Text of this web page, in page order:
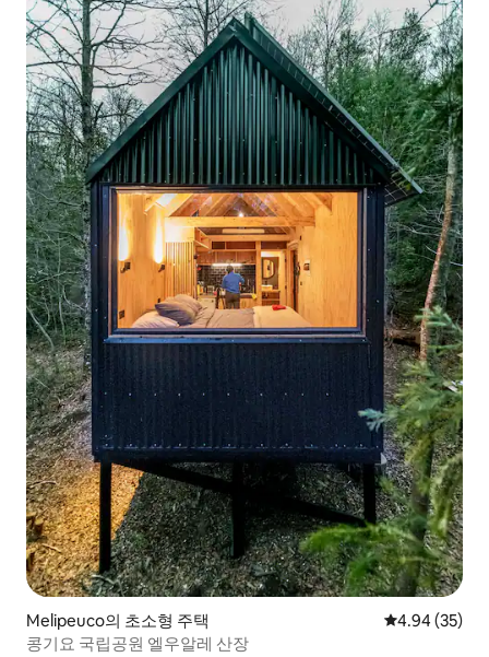
Melipeuco의 초소형 주택 평점 4.94점(5
4.94 (35)
콩기요 국립공원 엘우알레 산장